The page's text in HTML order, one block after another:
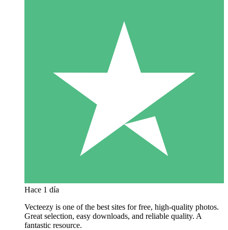
Hace 1 día
Vecteezy is one of the best sites for free, high‑quality photos.
Great selection, easy downloads, and reliable quality. A
fantastic resource.